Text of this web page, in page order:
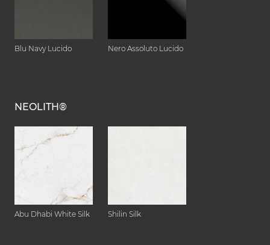
Blu Navy Lucido Nero Assoluto Lucido
NEOLITH®
Abu Dhabi White Silk Shilin Silk